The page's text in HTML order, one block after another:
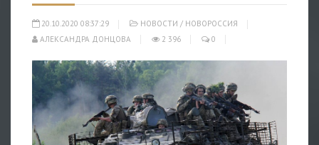
20.10.2020 08:37:29 НОВОСТИ / НОВОРОССИЯ
АЛЕКСАНДРА ДОНЦОВА
2 396 0